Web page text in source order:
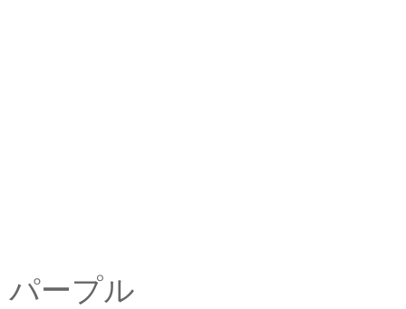
パープル